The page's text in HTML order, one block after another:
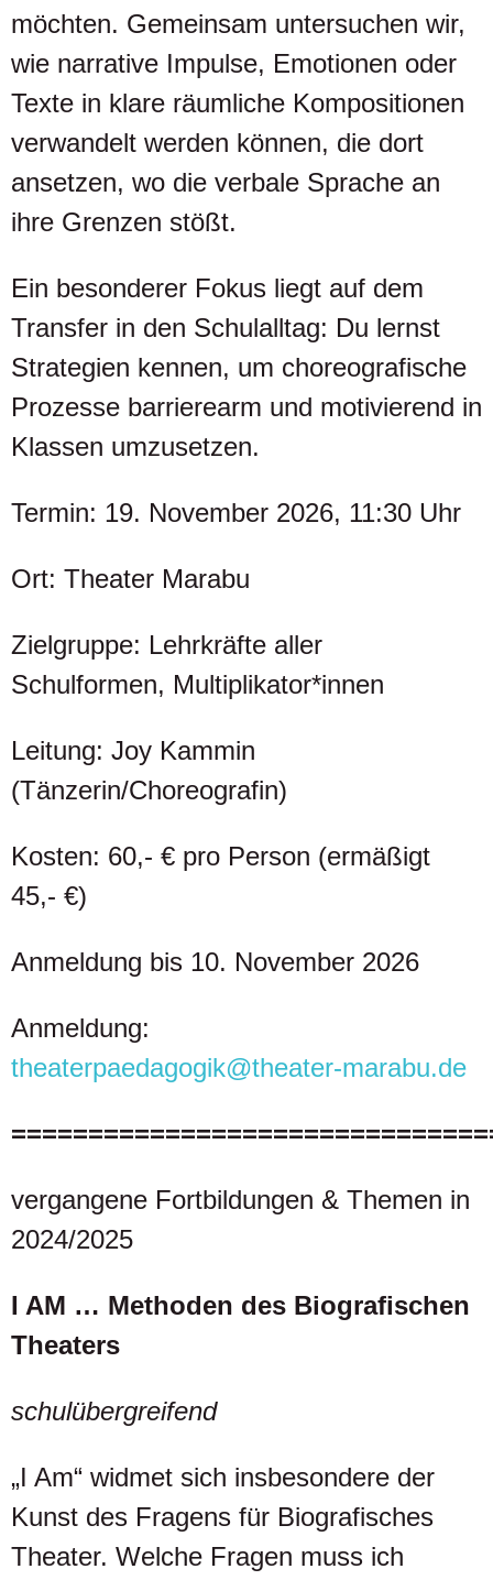
möchten. Gemeinsam untersuchen wir,
wie narrative Impulse, Emotionen oder
Texte in klare räumliche Kompositionen
verwandelt werden können, die dort
ansetzen, wo die verbale Sprache an
ihre Grenzen stößt.
Ein besonderer Fokus liegt auf dem
Transfer in den Schulalltag: Du lernst
Strategien kennen, um choreografische
Prozesse barrierearm und motivierend in
Klassen umzusetzen.
Termin: 19. November 2026, 11:30 Uhr
Ort: Theater Marabu
Zielgruppe: Lehrkräfte aller
Schulformen, Multiplikator*innen
Leitung: Joy Kammin
(Tänzerin/Choreografin)
Kosten: 60,- € pro Person (ermäßigt
45,- €)
Anmeldung bis 10. November 2026
Anmeldung:
theaterpaedagogik@theater-marabu.de
vergangene Fortbildungen & Themen in
2024/2025
I AM … Methoden des Biografischen
Theaters
schulübergreifend
„I Am“ widmet sich insbesondere der
Kunst des Fragens für Biografisches
Theater. Welche Fragen muss ich